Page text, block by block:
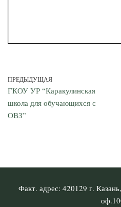
ПРЕДЫДУЩАЯ
ГКОУ УР “Каракулинская
школа для обучающихся с
ОВЗ”
Факт. адрес: 420129 г.